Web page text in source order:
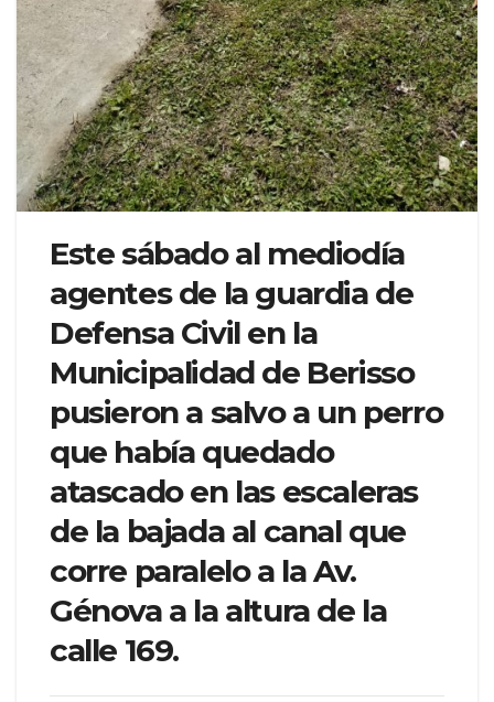
Este sábado al mediodía
agentes de la guardia de
Defensa Civil en la
Municipalidad de Berisso
pusieron a salvo a un perro
que había quedado
atascado en las escaleras
de la bajada al canal que
corre paralelo a la Av.
Génova a la altura de la
calle 169.